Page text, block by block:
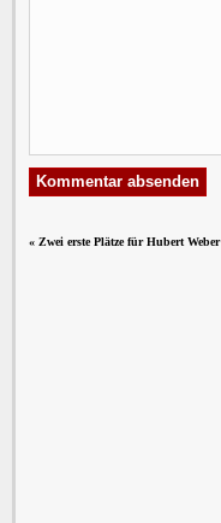
« Zwei erste Plätze für Hubert Weber